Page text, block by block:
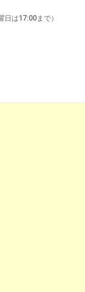
は17:00まで）